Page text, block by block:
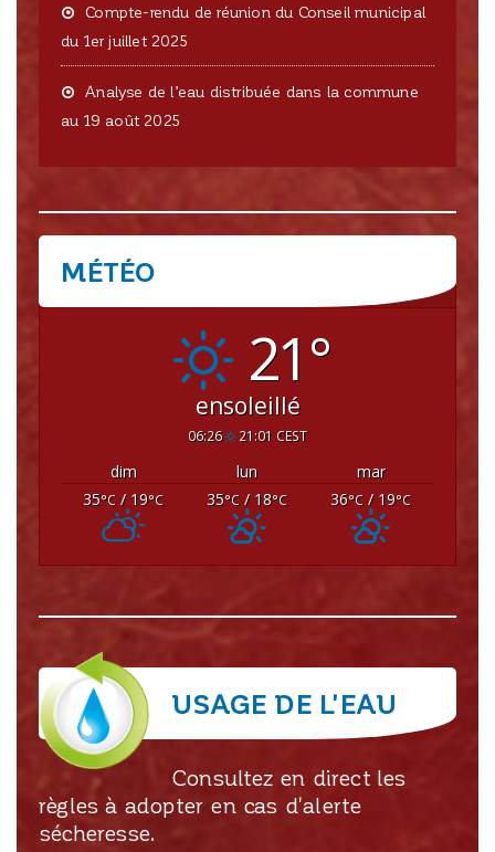
Compte-rendu de réunion du Conseil municipal
du 1er juillet 2025
Analyse de l’eau distribuée dans la commune
au 19 août 2025
MÉTÉO
21°
ensoleillé
06:26 21:01 CEST
dim lun
mar
35°C / 19°C 35°C / 18°C 36°C / 19°C
USAGE DE L'EAU
Consultez en direct les
règles à adopter en cas d'alerte
sécheresse.